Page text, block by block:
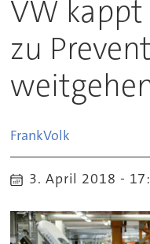
VW
zu
FrankVolk
3. April 2018 -